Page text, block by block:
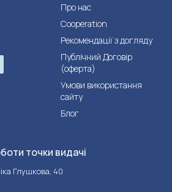
Про нас
Cooperation
Рекомендації з догляду
Публічний Договір
(оферта)
Умови використання
сайту
Блог
точки видачі
Глушкова, 40